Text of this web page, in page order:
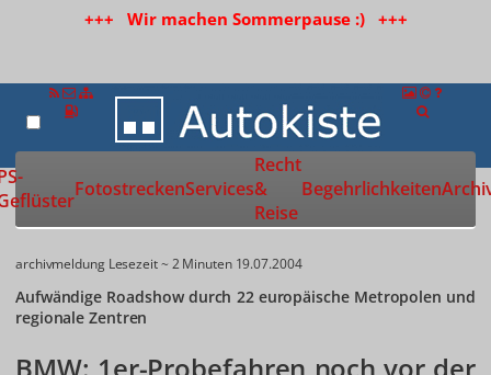
+++ Wir machen Sommerpause :) +++
Zur Startseite
FotostreckenServices
Recht
&
Reise
Begehrlichkeiten
archivmeldung Lesezeit ~ 2 Minuten 19.07.2004
Aufwändige Roadshow durch 22 europäische Metropolen und
regionale Zentren
BMW: 1er-Probefahren noch vor der